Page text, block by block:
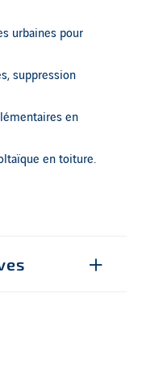
urbaines pour
suppression
en
en toiture.